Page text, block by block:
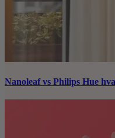
Nanoleaf vs Philips Hue